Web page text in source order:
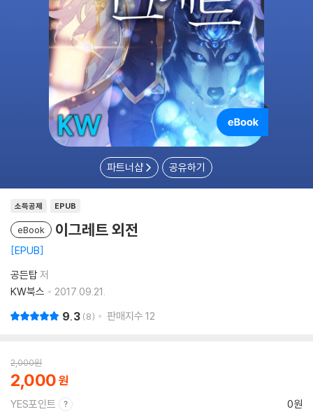
파트너샵 공유하기
소득공제 EPUB
eBook 이그레트 외전
EPUB
공든탑 저
KW북스
2017.09.21.
9.3 8 판매지수 12
2,000원
2,000
YES포인트 0원